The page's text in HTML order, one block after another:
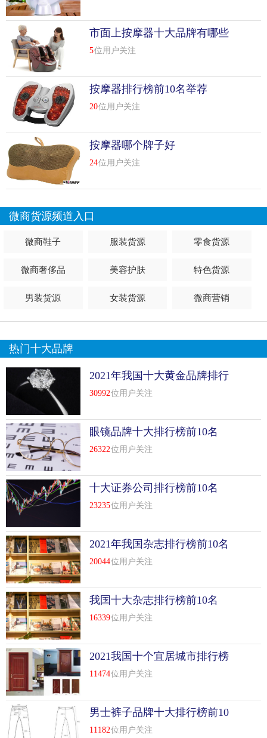
市面上按摩器十大品牌有哪些
5位用户关注
按摩器排行榜前10名举荐
20位用户关注
按摩器哪个牌子好
24位用户关注
微商货源频道入口
微商鞋子 服装货源 零食货源
微商奢侈品 美容护肤 特色货源
男装货源 女装货源 微商营销
热门十大品牌
2021年我国十大黄金品牌排行
榜前十名
30992位用户关注
眼镜品牌十大排行榜前10名
26322位用户关注
十大证券公司排行榜前10名
23235位用户关注
2021年我国杂志排行榜前10名
20044位用户关注
我国十大杂志排行榜前10名
16339位用户关注
2021我国十个宜居城市排行榜
前10名
11474位用户关注
男士裤子品牌十大排行榜前10
名
11182位用户关注